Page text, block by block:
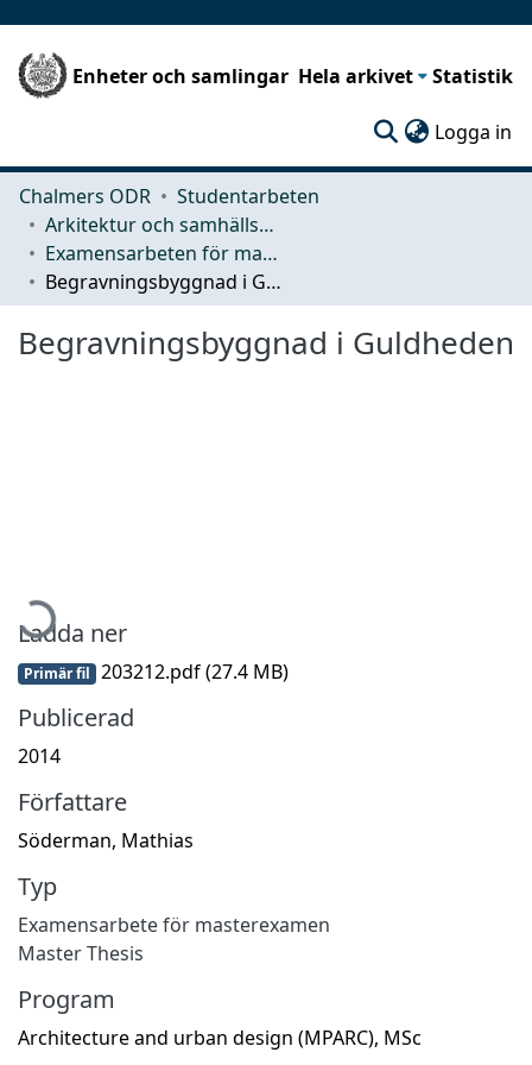
Enheter och samlingar Hela arkivet Statistik
Logga in
Chalmers ODR
Studentarbeten
Arkitektur och samhällsbyggnadsteknik (ACE)
Examensarbeten för masterexamen
Begravningsbyggnad i Guldheden
Begravningsbyggnad i Guldheden
Ladda ner
Primär fil 203212.pdf(27.4 MB)
Publicerad
2014
Författare
Söderman, Mathias
Typ
Examensarbete för masterexamen
Master Thesis
Program
Architecture and urban design (MPARC), MSc